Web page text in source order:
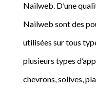
Nailweb. D’une
Nailweb sont des
utilisées sur tous
plusieurs types
chevrons, solives,